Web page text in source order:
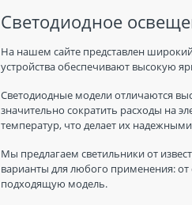
Светодиодное
На нашем сайте представлен
устройства обеспечивают высокую
Светодиодные модели отличаются
значительно сократить расходы на
температур, что делает их
Мы предлагаем светильники от
варианты для любого применения:
подходящую модель.